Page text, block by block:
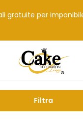
gratuite per
Filtra